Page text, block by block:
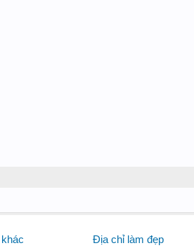
Địa chỉ làm đẹp